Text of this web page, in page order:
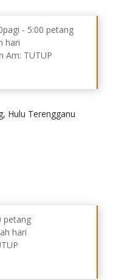
- 5:00 petang
hari
Am: TUTUP
Hulu Terengganu
petang
hari